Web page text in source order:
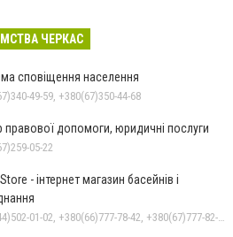
ЧЕРКАС
сповіщення населення
49-59, +380(67)350-44-68
правової допомоги, юридичні послуги
05-22
- інтернет магазин басейнів і
+380(44)502-01-02, +380(66)777-78-42, +380(67)777-82-19, +380(67)890-80-80, +380(73)890-80-80, +380(44)502-01-03